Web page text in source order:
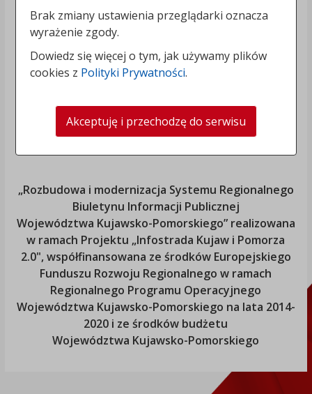
„Rozbudowa i modernizacja Systemu Regionalnego
Biuletynu Informacji Publicznej
Województwa Kujawsko-Pomorskiego” realizowana
w ramach Projektu „Infostrada Kujaw i Pomorza
2.0", współfinansowana ze środków Europejskiego
Funduszu Rozwoju Regionalnego w ramach
Regionalnego Programu Operacyjnego
Województwa Kujawsko-Pomorskiego na lata 2014-
2020 i ze środków budżetu
Województwa Kujawsko-Pomorskiego
Brak zmiany ustawienia przeglądarki oznacza
wyrażenie zgody.
Dowiedz się więcej o tym, jak używamy plików
cookies z Polityki Prywatności.
Akceptuję i przechodzę do serwisu